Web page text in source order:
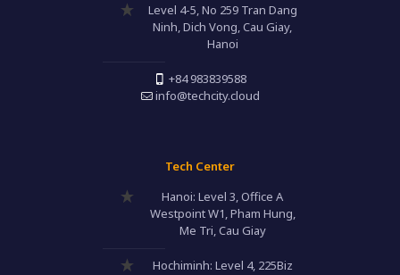
Level 4-5, No 259 Tran Dang
Ninh, Dich Vong, Cau Giay,
Hanoi
+84 983839588
info@techcity.cloud
Tech Center
Hanoi: Level 3, Office A
Westpoint W1, Pham Hung,
Me Tri, Cau Giay
Hochiminh: Level 4, 225Biz